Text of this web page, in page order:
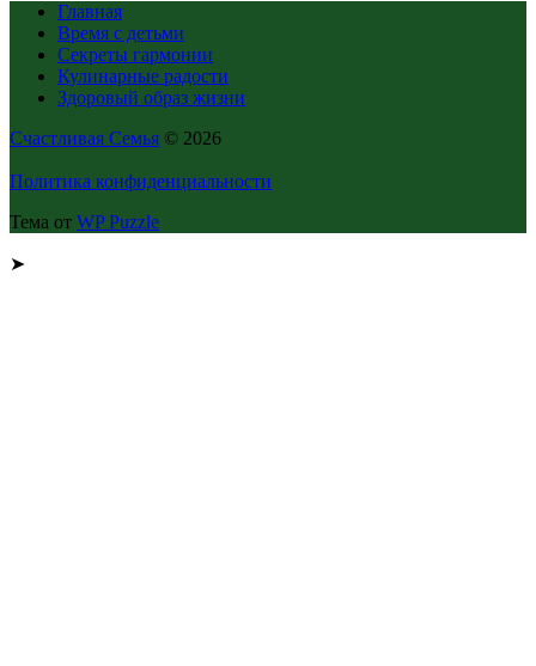
Главная
Время с детьми
Секреты гармонии
Кулинарные радости
Здоровый образ жизни
Счастливая Семья © 2026
Политика конфиденциальности
Тема от WP Puzzle
➤